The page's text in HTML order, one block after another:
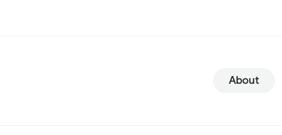
About